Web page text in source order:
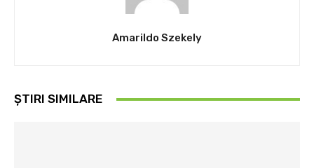
Amarildo Szekely
ȘTIRI SIMILARE